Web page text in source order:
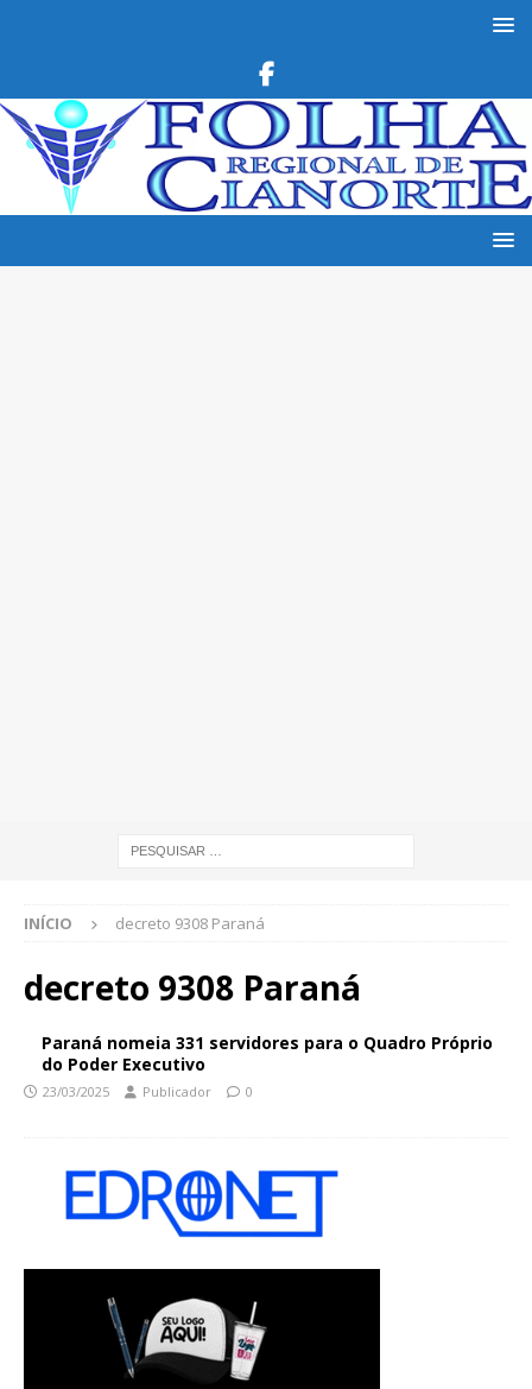
INÍCIO decreto 9308 Paraná
decreto 9308 Paraná
Paraná nomeia 331 servidores para o Quadro Próprio
do Poder Executivo
23/03/2025 Publicador 0